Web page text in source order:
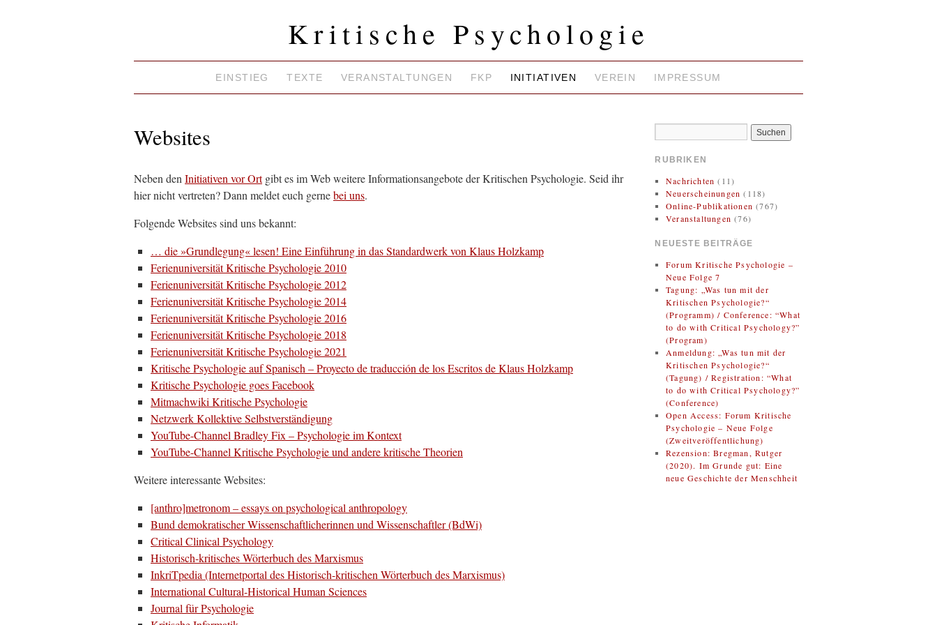
Kritische Psychologie
EINSTIEG TEXTE VERANSTALTUNGEN FKP INITIATIVEN VEREIN IMPRESSUM
Websites
Neben den Initiativen vor Ortgibt es im Web weitere Informationsangebote der Kritischen Psychologie. Seid ihr
hier nicht vertreten? Dann meldet euch gernebei uns.
Folgende Websites sind uns bekannt:
… die »Grundlegung« lesen! Eine Einführung in das Standardwerk von Klaus Holzkamp
Ferienuniversität Kritische Psychologie 2010
Ferienuniversität Kritische Psychologie 2012
Ferienuniversität Kritische Psychologie 2014
Ferienuniversität Kritische Psychologie 2016
Ferienuniversität Kritische Psychologie 2018
Ferienuniversität Kritische Psychologie 2021
Kritische Psychologie auf Spanisch – Proyecto de traducción de los Escritos de Klaus Holzkamp
Kritische Psychologie goes Facebook
Mitmachwiki Kritische Psychologie
Netzwerk Kollektive Selbstverständigung
YouTube-Channel Bradley Fix – Psychologie im Kontext
YouTube-Channel Kritische Psychologie und andere kritische Theorien
Weitere interessante Websites:
[anthro]metronom – essays on psychological anthropology
Bund demokratischer Wissenschaftlicherinnen und Wissenschaftler (BdWi)
Critical Clinical Psychology
Historisch-kritisches Wörterbuch des Marxismus
InkriTpedia (Internetportal des Historisch-kritischen Wörterbuch des Marxismus)
International Cultural-Historical Human Sciences
Journal für Psychologie
RUBRIKEN
Nachrichten (11)
Neuerscheinungen (118)
Online-Publikationen (767)
Veranstaltungen (76)
NEUESTE BEITRÄGE
Forum Kritische Psychologie –
Neue Folge 7
Tagung: „Was tun mit der
Kritischen Psychologie?“
(Programm) / Conference: “What
to do with Critical Psychology?”
(Program)
Anmeldung: „Was tun mit der
Kritischen Psychologie?“
(Tagung) / Registration: “What
to do with Critical Psychology?”
(Conference)
Open Access: Forum Kritische
Psychologie – Neue Folge
(Zweitveröffentlichung)
Rezension: Bregman, Rutger
(2020). Im Grunde gut: Eine
neue Geschichte der Menschheit